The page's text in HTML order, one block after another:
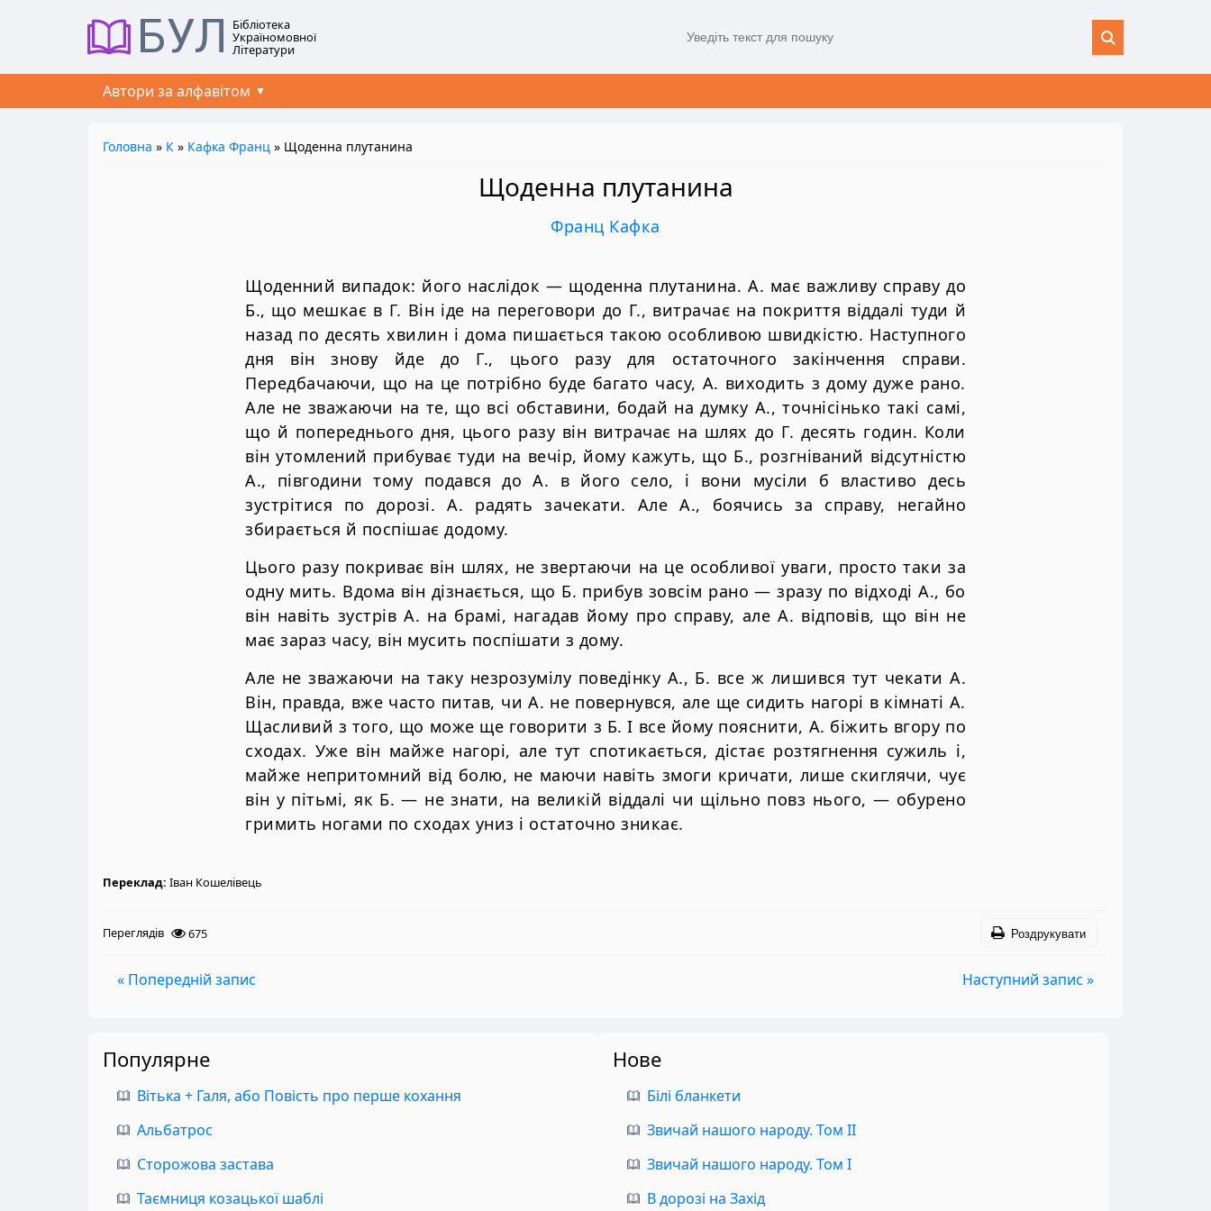
БУЛ Бібліотека
Україномовної
Літератури
Автори за алфавітом
Головна » К » Кафка Франц » Щоденна плутанина
Щоденна плутанина
Франц Кафка
Щоденний випадок: його наслідок — щоденна плутанина. А. має важливу справу до
Б., що мешкає в Г. Він іде на переговори до Г., витрачає на покриття віддалі туди й
назад по десять хвилин і дома пишається такою особливою швидкістю. Наступного
дня він знову йде до Г., цього разу для остаточного закінчення справи.
Передбачаючи, що на це потрібно буде багато часу, А. виходить з дому дуже рано.
Але не зважаючи на те, що всі обставини, бодай на думку А., точнісінько такі самі,
що й попереднього дня, цього разу він витрачає на шлях до Г. десять годин. Коли
він утомлений прибуває туди на вечір, йому кажуть, що Б., розгніваний відсутністю
А., півгодини тому подався до А. в його село, і вони мусіли б властиво десь
зустрітися по дорозі. А. радять зачекати. Але А., боячись за справу, негайно
збирається й поспішає додому.
Цього разу покриває він шлях, не звертаючи на це особливої уваги, просто таки за
одну мить. Вдома він дізнається, що Б. прибув зовсім рано — зразу по відході А., бо
він навіть зустрів А. на брамі, нагадав йому про справу, але А. відповів, що він не
має зараз часу, він мусить поспішати з дому.
Але не зважаючи на таку незрозумілу поведінку А., Б. все ж лишився тут чекати А.
Він, правда, вже часто питав, чи А. не повернувся, але ще сидить нагорі в кімнаті А.
Щасливий з того, що може ще говорити з Б. І все йому пояснити, А. біжить вгору по
сходах. Уже він майже нагорі, але тут спотикається, дістає розтягнення сужиль і,
майже непритомний від болю, не маючи навіть змоги кричати, лише скиглячи, чує
він у пітьмі, як Б. — не знати, на великій віддалі чи щільно повз нього, — обурено
гримить ногами по сходах униз і остаточно зникає.
Переклад: Іван Кошелівець
Переглядів 675 Роздрукувати
« Попередній запис Наступний запис »
Популярне
Вітька + Галя, або Повість про перше кохання
Альбатрос
Сторожова застава
Таємниця козацької шаблі
Нове
Білі бланкети
Звичай нашого народу. Том II
Звичай нашого народу. Том I
В дорозі на Захід